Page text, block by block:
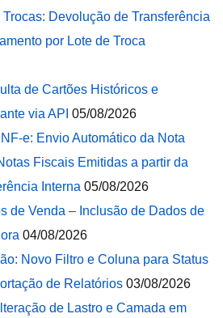
Devolução de Transferência
por Lote de Troca
de Cartões Históricos e
via API 05/08/2026
e: Envio Automático da Nota
Fiscais Emitidas a partir da
Interna 05/08/2026
de Venda – Inclusão de Dados de
04/08/2026
Novo Filtro e Coluna para Status
de Relatórios 03/08/2026
de Lastro e Camada em